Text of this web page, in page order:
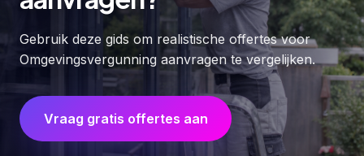
Gebruik deze gids om realistische offertes voor
Omgevingsvergunning aanvragen te vergelijken.
Vraag gratis offertes aan